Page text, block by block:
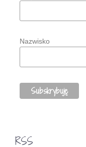
Nazwisko
RSS